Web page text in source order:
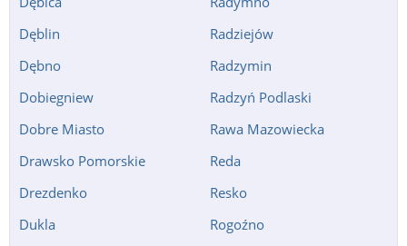
20:00
Biała Podlaska Akademicka 2, Biała Podlaska;
Zakopane al. 3 Maja 5, Zakopane;
pon-pt 9:00-18:00, sob
9:00-13:00
Siedlce Al. Armii Krajowej 13, Siedlce;
Koszalin al. Armii Krajowej 3, Koszalin;
Chełm al. Armii Wojska Polskiego 41, Chełm;
Sieradz al. Jana Pawła II 52, Sieradz;24h Depozyty
Dęblin
Dębno
Dobiegniew
Dobre Miasto
Drawsko Pomorskie
Drezdenko
Dukla
Radziejów
Radzymin
Radzyń Podlaski
Rawa Mazowiecka
Reda
Resko
Rogoźno